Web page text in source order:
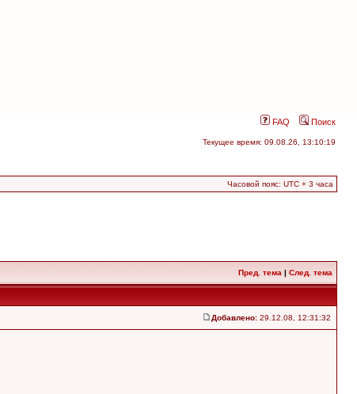
FAQ Поиск
Текущее время: 09.08.26, 13:10:19
Часовой пояс: UTC + 3 часа
Пред. тема | След. тема
Добавлено: 29.12.08, 12:31:32